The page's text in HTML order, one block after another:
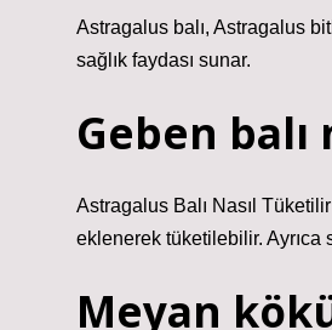
Astragalus balı, Astragalus
sağlık faydası sunar.
Geben
Astragalus Balı Nasıl
eklenerek tüketilebilir. Ayrıca
Meyan